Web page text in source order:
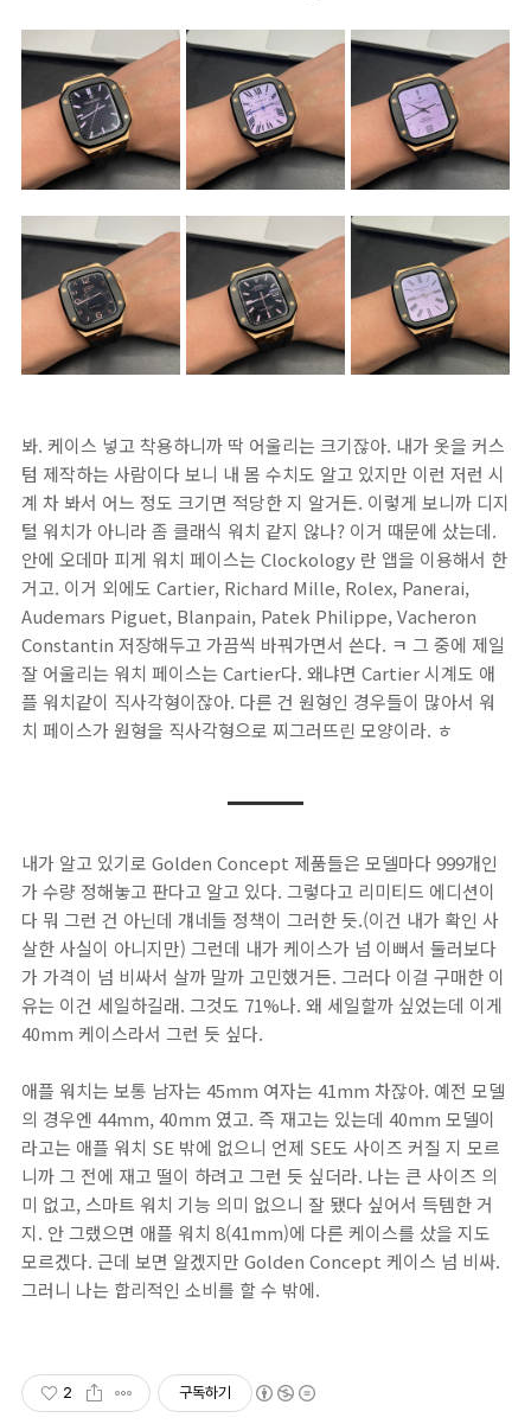
봐. 케이스 넣고 착용하니까 딱 어울리는 크기잖아. 내가 옷을 커스
텀 제작하는 사람이다 보니 내 몸 수치도 알고 있지만 이런 저런 시
계 차 봐서 어느 정도 크기면 적당한 지 알거든. 이렇게 보니까 디지
털 워치가 아니라 좀 클래식 워치 같지 않나? 이거 때문에 샀는데.
안에 오데마 피게 워치 페이스는 Clockology 란 앱을 이용해서 한
거고. 이거 외에도 Cartier, Richard Mille, Rolex, Panerai,
Audemars Piguet, Blanpain, Patek Philippe, Vacheron
Constantin 저장해두고 가끔씩 바꿔가면서 쓴다. ㅋ 그 중에 제일
잘 어울리는 워치 페이스는 Cartier다. 왜냐면 Cartier 시계도 애
플 워치같이 직사각형이잖아. 다른 건 원형인 경우들이 많아서 워
치 페이스가 원형을 직사각형으로 찌그러뜨린 모양이라. ㅎ
내가 알고 있기로 Golden Concept 제품들은 모델마다 999개인
가 수량 정해놓고 판다고 알고 있다. 그렇다고 리미티드 에디션이
다 뭐 그런 건 아닌데 걔네들 정책이 그러한 듯.(이건 내가 확인 사
살한 사실이 아니지만) 그런데 내가 케이스가 넘 이뻐서 둘러보다
가 가격이 넘 비싸서 살까 말까 고민했거든. 그러다 이걸 구매한 이
유는 이건 세일하길래. 그것도 71%나. 왜 세일할까 싶었는데 이게
40mm 케이스라서 그런 듯 싶다.
애플 워치는 보통 남자는 45mm 여자는 41mm 차잖아. 예전 모델
의 경우엔 44mm, 40mm 였고. 즉 재고는 있는데 40mm 모델이
라고는 애플 워치 SE 밖에 없으니 언제 SE도 사이즈 커질 지 모르
니까 그 전에 재고 떨이 하려고 그런 듯 싶더라. 나는 큰 사이즈 의
미 없고, 스마트 워치 기능 의미 없으니 잘 됐다 싶어서 득템한 거
지. 안 그랬으면 애플 워치 8(41mm)에 다른 케이스를 샀을 지도
모르겠다. 근데 보면 알겠지만 Golden Concept 케이스 넘 비싸.
그러니 나는 합리적인 소비를 할 수 밖에.
2 구독하기